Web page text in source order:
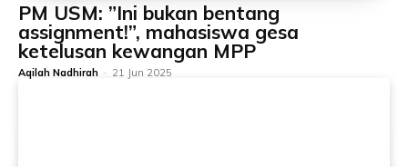
PM USM: ”Ini bukan bentang
assignment!”, mahasiswa gesa
ketelusan kewangan MPP
Aqilah Nadhirah - 21 Jun 2025